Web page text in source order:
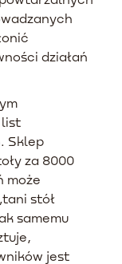
działań
list
Sklep
za 8000
może
stół
samemu
jest